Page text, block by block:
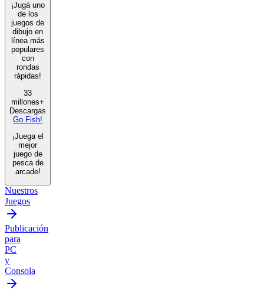
¡Jugá uno
de los
juegos de
dibujo en
línea más
populares
con
rondas
rápidas!
33
millones+
Descargas
Go Fish!
¡Juega el
mejor
juego de
pesca de
arcade!
Nuestros
Juegos
Publicación
para
PC
y
Consola